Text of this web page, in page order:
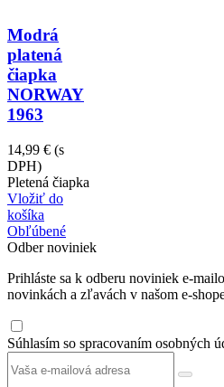
Modrá
platená
čiapka
NORWAY
1963
14,99 € (s
DPH)
Pletená čiapka
Vložiť do
košíka
Obľúbené
Odber noviniek
Prihláste sa k odberu noviniek e-
novinkách a zľavách v našom e-
Súhlasím so spracovaním osobných